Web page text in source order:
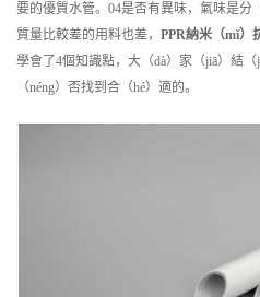
要的優質水管。04是否有異味，氣味是分
質量比較差的用料也差， PPR納米（mǐ）
學會了4個知識點，大（dà）家（jiā）結
（néng）否找到合（hé）適的。